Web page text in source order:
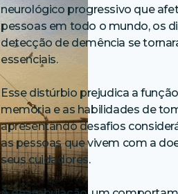
neurológico progressivo que
pessoas em todo o mundo, os
detecção de demência se
essenciais.
Esse distúrbio prejudica a
memória e as habilidades de
apresentando desafios
as pessoas que vivem com a
seus cuidadores.